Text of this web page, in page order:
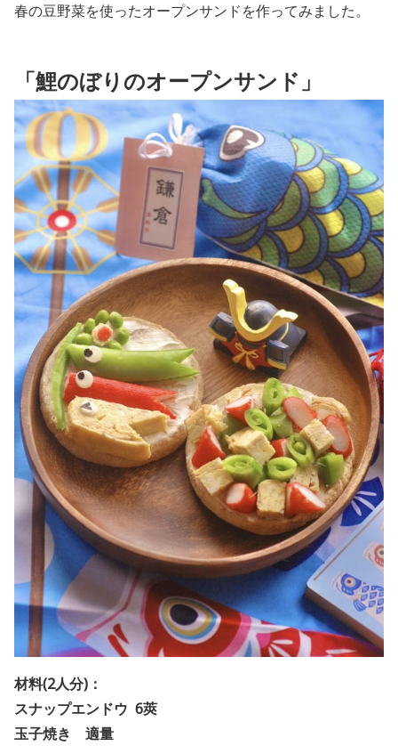
春の豆野菜を使ったオープンサンドを作ってみました。
「鯉のぼりのオープンサンド」
材料(2人分)：
スナップエンドウ 6莢
玉子焼き 適量